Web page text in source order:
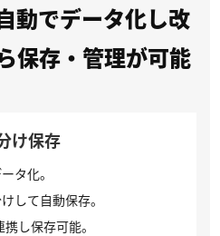
動でデータ化し改
保存・管理が可能
け保存
タ化。
して自動保存。
し保存可能。